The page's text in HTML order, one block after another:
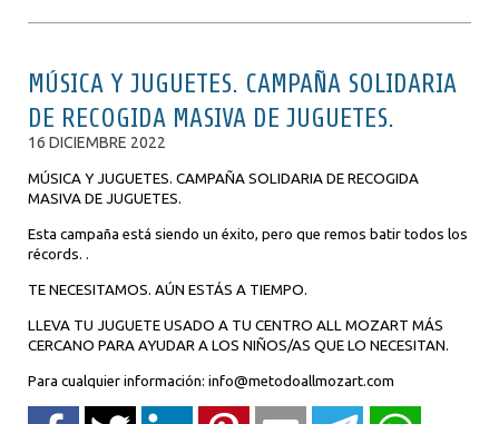
MÚSICA Y JUGUETES. CAMPAÑA SOLIDARIA
DE RECOGIDA MASIVA DE JUGUETES.
16 DICIEMBRE 2022
MÚSICA Y JUGUETES. CAMPAÑA SOLIDARIA DE RECOGIDA
MASIVA DE JUGUETES.
Esta campaña está siendo un éxito, pero que remos batir todos los
récords. .
TE NECESITAMOS. AÚN ESTÁS A TIEMPO.
LLEVA TU JUGUETE USADO A TU CENTRO ALL MOZART MÁS
CERCANO PARA AYUDAR A LOS NIÑOS/AS QUE LO NECESITAN.
Para cualquier información: info@metodoallmozart.com